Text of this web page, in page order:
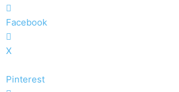
Facebook
X
Pinterest